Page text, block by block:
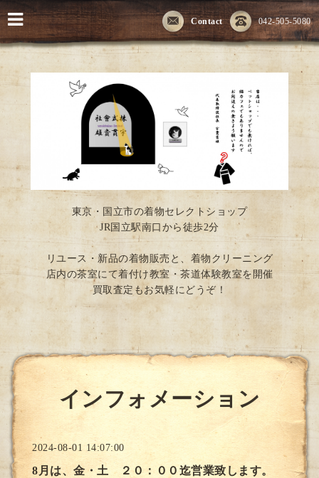
042-505-5080
Contact
東京・国立市の着物セレクトショップ
JR国立駅南口から徒歩2分
リユース・新品の着物販売と、着物クリーニング
店内の茶室にて着付け教室・茶道体験教室を開催
買取査定もお気軽にどうぞ！
インフォメーション
2024-08-01 14:07:00
8月は、金・土 ２０：００迄営業致します。